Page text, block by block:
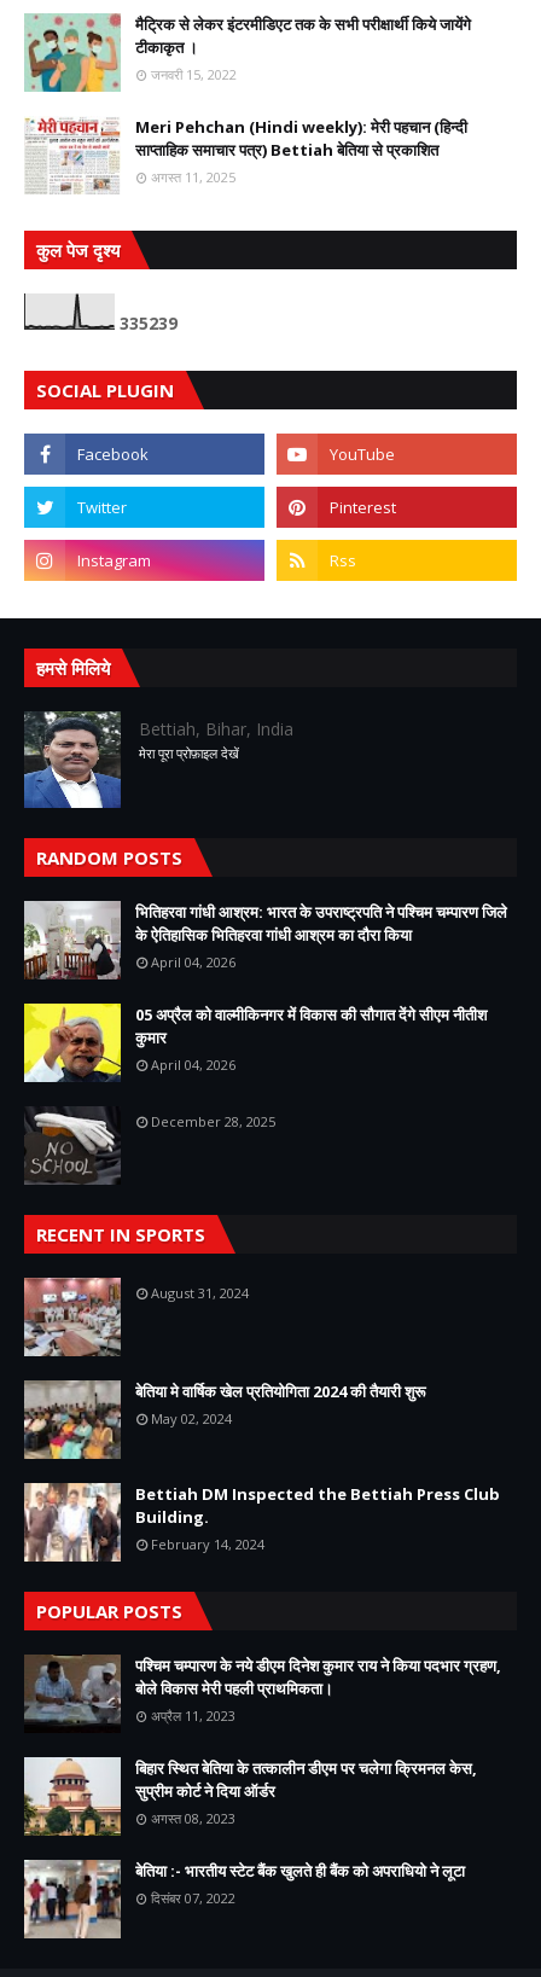
मैट्रिक से लेकर इंटरमीडिएट तक के सभी परीक्षार्थी किये जायेंगे
टीकाकृत ।
जनवरी 15, 2022
Meri Pehchan (Hindi weekly): मेरी पहचान (हिन्दी
साप्ताहिक समाचार पत्र) Bettiah बेतिया से प्रकाशित
अगस्त 11, 2025
कुल पेज दृश्य
335239
SOCIAL PLUGIN
हमसे मिलिये
Bettiah, Bihar, India
मेरा पूरा प्रोफ़ाइल देखें
RANDOM POSTS
भितिहरवा गांधी आश्रम: भारत के उपराष्ट्रपति ने पश्चिम चम्पारण जिले
के ऐतिहासिक भितिहरवा गांधी आश्रम का दौरा किया
April 04, 2026
05 अप्रैल को वाल्मीकिनगर में विकास की सौगात देंगे सीएम नीतीश
कुमार
April 04, 2026
December 28, 2025
RECENT IN SPORTS
August 31, 2024
बेतिया मे वार्षिक खेल प्रतियोगिता 2024 की तैयारी शुरू
May 02, 2024
Bettiah DM Inspected the Bettiah Press Club
Building.
February 14, 2024
POPULAR POSTS
पश्चिम चम्पारण के नये डीएम दिनेश कुमार राय ने किया पदभार ग्रहण,
बोले विकास मेरी पहली प्राथमिकता।
अप्रैल 11, 2023
बिहार स्थित बेतिया के तत्कालीन डीएम पर चलेगा क्रिमनल केस,
सुप्रीम कोर्ट ने दिया ऑर्डर
अगस्त 08, 2023
बेतिया :- भारतीय स्टेट बैंक खुलते ही बैंक को अपराधियो ने लूटा
दिसंबर 07, 2022